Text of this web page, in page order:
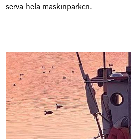
serva hela maskinparken.